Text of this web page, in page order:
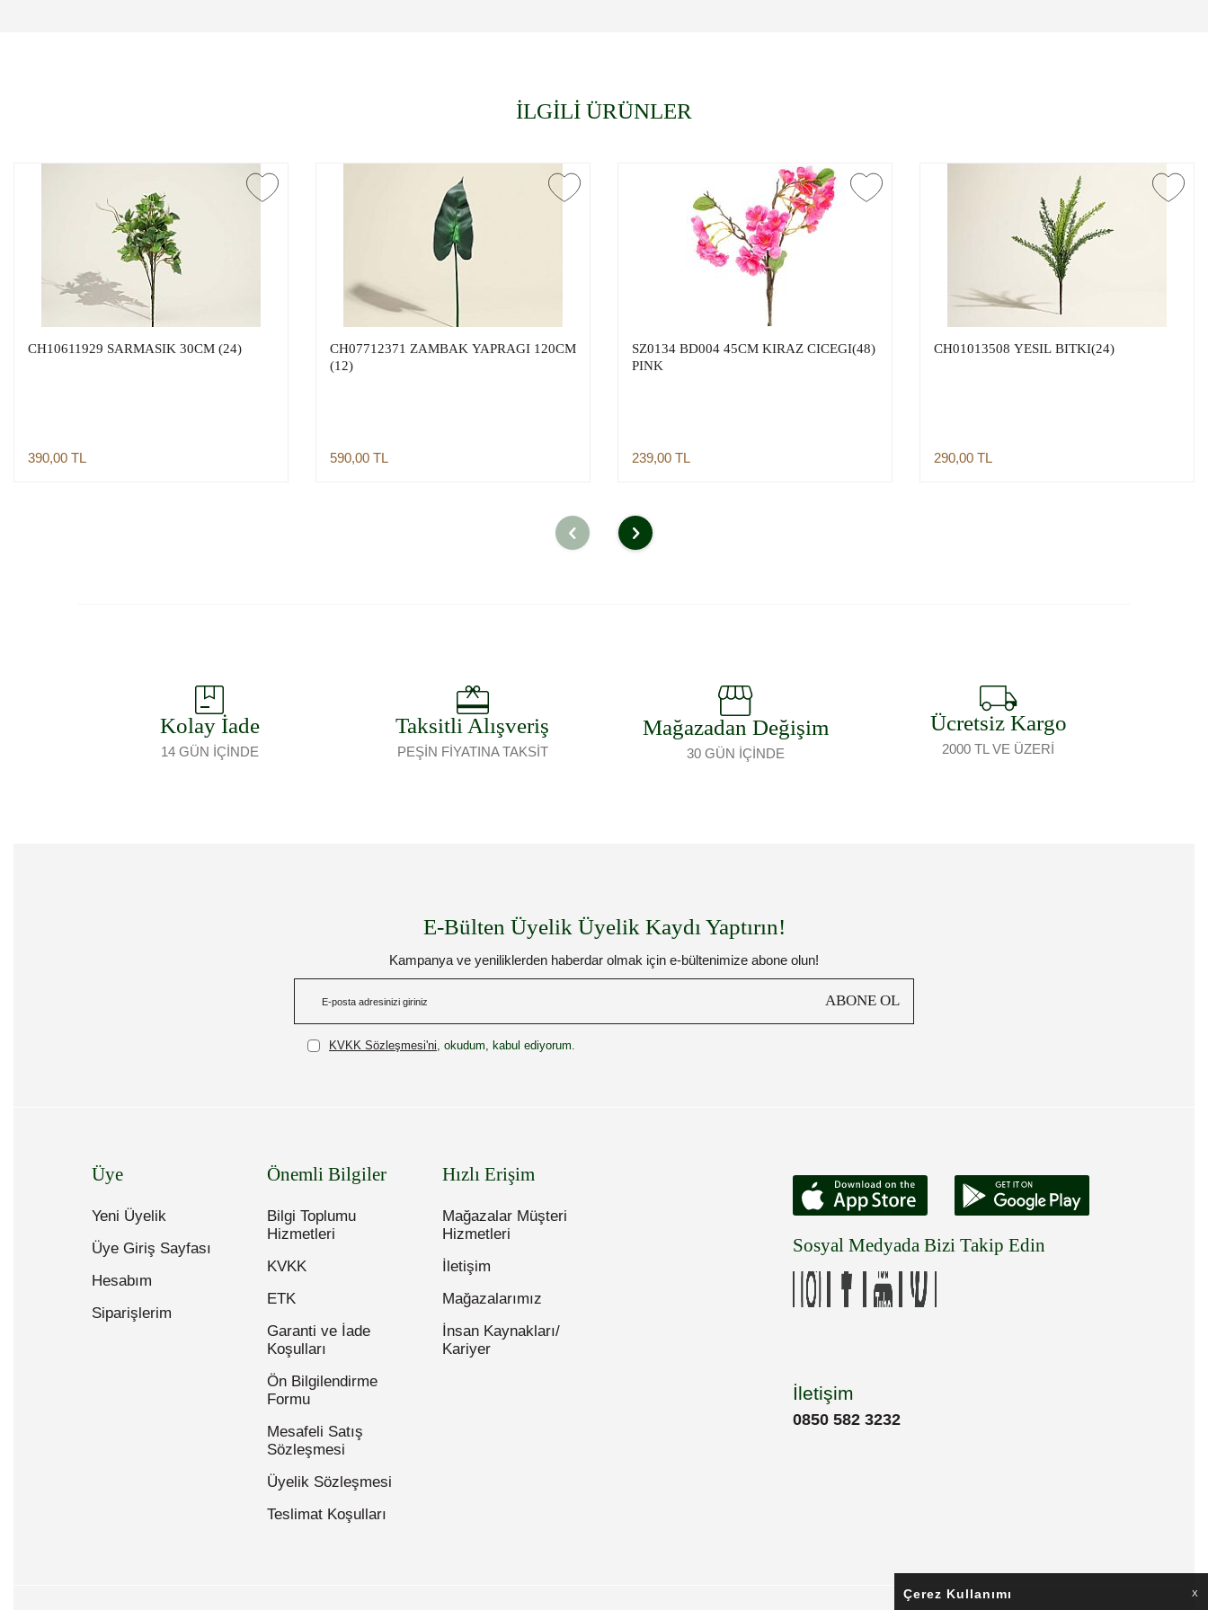
İLGİLİ ÜRÜNLER
CH10611929 SARMASIK 30CM (24)
390,00 TL
CH07712371 ZAMBAK YAPRAGI 120CM
(12)
590,00 TL
SZ0134 BD004 45CM KIRAZ CICEGI(48)
PINK
239,00 TL
CH01013508 YESIL BITKI(24)
290,00 TL
Kolay İade
14 GÜN İÇİNDE
Taksitli Alışveriş
PEŞİN FİYATINA TAKSİT
Mağazadan Değişim
30 GÜN İÇİNDE
Ücretsiz Kargo
2000 TL VE ÜZERİ
E-Bülten Üyelik Üyelik Kaydı Yaptırın!
Kampanya ve yeniliklerden haberdar olmak için e-bültenimize abone olun!
ABONE OL
KVKK Sözleşmesi'ni , okudum, kabul ediyorum.
Üye
Yeni Üyelik
Üye Giriş Sayfası
Hesabım
Siparişlerim
Önemli Bilgiler
Bilgi Toplumu
Hizmetleri
KVKK
ETK
Garanti ve İade
Koşulları
Ön Bilgilendirme
Formu
Mesafeli Satış
Sözleşmesi
Üyelik Sözleşmesi
Teslimat Koşulları
Hızlı Erişim
Mağazalar Müşteri
Hizmetleri
İletişim
Mağazalarımız
İnsan Kaynakları/
Kariyer
Sosyal Medyada Bizi Takip Edin
İletişim
0850 582 3232
Çerez Kullanımı X